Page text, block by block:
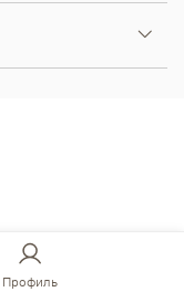
Профиль